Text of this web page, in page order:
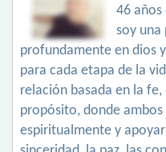
46 años
soy una
profundamente en dios
para cada etapa de la
relación basada en la
propósito, donde
espiritualmente y